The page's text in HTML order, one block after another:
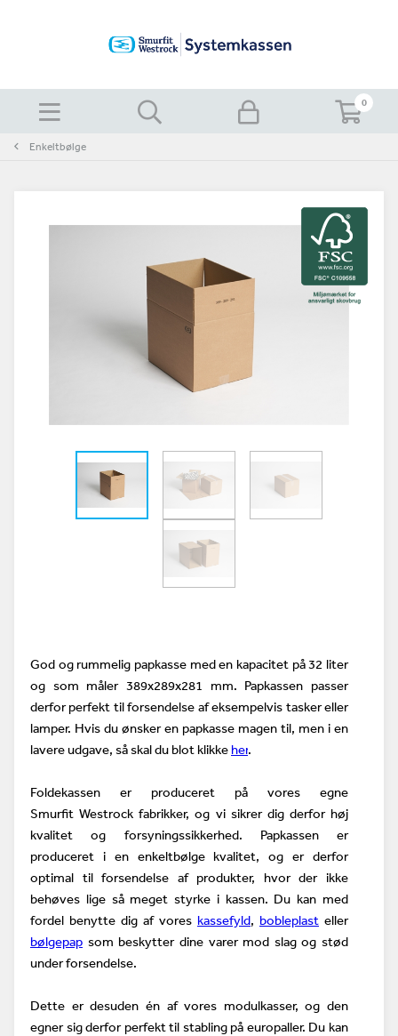
0
Enkeltbølge
God og rummelig papkasse med en kapacitet på32 liter
og som måler 389x289x281 mm. Papkassen passer
derfor perfekt til forsendelse af eksempelvis tasker eller
lamper. Hvis du ønsker en papkasse magen til, men i en
lavere udgave, så skal du blot klikke her.
Foldekassen er produceret på vores egne
SmurfitWestrock fabrikker, og vi sikrer dig derfor høj
kvalitet og forsyningssikkerhed. Papkassen er
produceret i en enkeltbølge kvalitet, og er derfor
optimal til forsendelse af produkter, hvor der ikke
behøves lige så meget styrke i kassen. Du kan med
fordel benytte dig af vores kassefyld, bobleplast eller
bølgepap som beskytter dine varer mod slag og stød
under forsendelse.
Dette er desuden én af vores modulkasser, og den
egner sig derfor perfekt til stabling på europaller. Du kan